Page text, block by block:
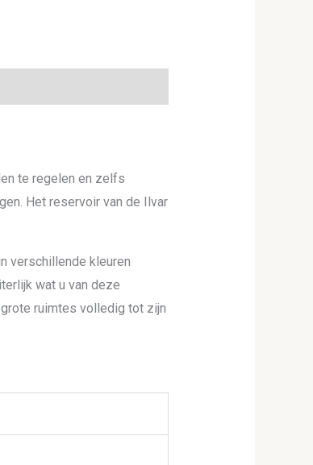
te regelen en zelfs
Het reservoir van de Ilvar
verschillende kleuren
wat u van deze
ruimtes volledig tot zijn